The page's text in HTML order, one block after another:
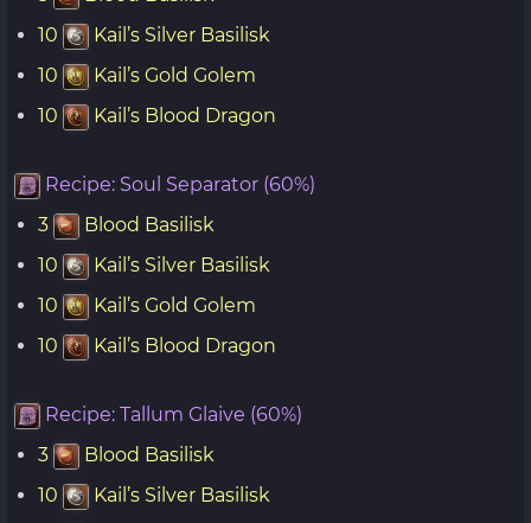
10
Kail’s Silver Basilisk
10
Kail’s Gold Golem
10
Kail’s Blood Dragon
Recipe: Soul Separator (60%)
3
Blood Basilisk
10
Kail’s Silver Basilisk
10
Kail’s Gold Golem
10
Kail’s Blood Dragon
Recipe: Tallum Glaive (60%)
3
Blood Basilisk
10
Kail’s Silver Basilisk